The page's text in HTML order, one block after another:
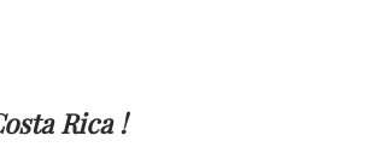
Rica !